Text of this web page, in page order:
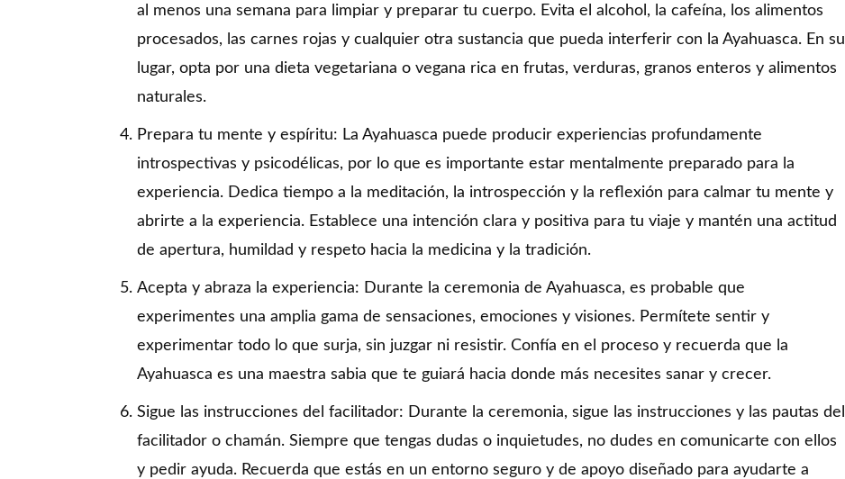
al menos una semana para limpiar y preparar tu cuerpo. Evita el alcohol, la cafeína, los alimentos
procesados, las carnes rojas y cualquier otra sustancia que pueda interferir con la Ayahuasca. En su
lugar, opta por una dieta vegetariana o vegana rica en frutas, verduras, granos enteros y alimentos
naturales.
Prepara tu mente y espíritu: La Ayahuasca puede producir experiencias profundamente
introspectivas y psicodélicas, por lo que es importante estar mentalmente preparado para la
experiencia. Dedica tiempo a la meditación, la introspección y la reflexión para calmar tu mente y
abrirte a la experiencia. Establece una intención clara y positiva para tu viaje y mantén una actitud
de apertura, humildad y respeto hacia la medicina y la tradición.
Acepta y abraza la experiencia: Durante la ceremonia de Ayahuasca, es probable que
experimentes una amplia gama de sensaciones, emociones y visiones. Permítete sentir y
experimentar todo lo que surja, sin juzgar ni resistir. Confía en el proceso y recuerda que la
Ayahuasca es una maestra sabia que te guiará hacia donde más necesites sanar y crecer.
Sigue las instrucciones del facilitador: Durante la ceremonia, sigue las instrucciones y las pautas del
facilitador o chamán. Siempre que tengas dudas o inquietudes, no dudes en comunicarte con ellos
y pedir ayuda. Recuerda que estás en un entorno seguro y de apoyo diseñado para ayudarte a